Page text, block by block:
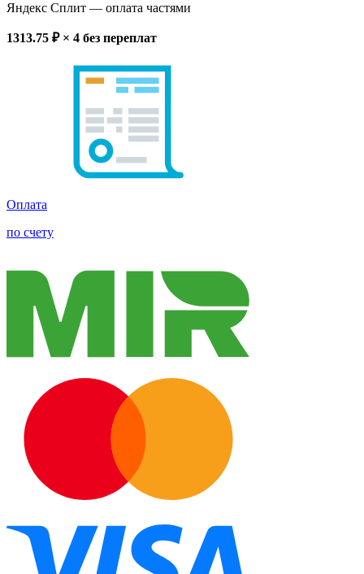
Яндекс Сплит — оплата частями
1313.75 ₽ × 4 без переплат
Оплата
по счету